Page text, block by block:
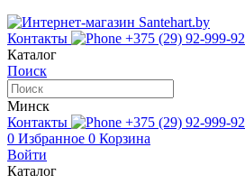
Контакты +375 (29) 92-999-92
Каталог
Поиск
Минск
Контакты
+375 (29) 92-999-92
0 Избранное 0 Корзина
Войти
Каталог